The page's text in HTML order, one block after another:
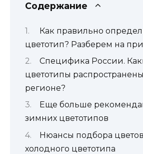
Содержание
Как правильно
цветотип? Разберем на
Специфика России.
цветотипы
регионе?
Еще больше
зимних цветотипов
Нюансы подбора
холодного цветотипа